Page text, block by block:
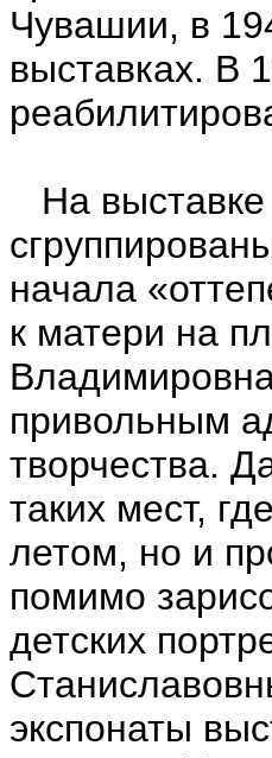
Чувашии, в
выставках. В
На выставке
начала
к матери на
привольным
творчества.
таких мест,
летом, но и
помимо
детских
экспонаты